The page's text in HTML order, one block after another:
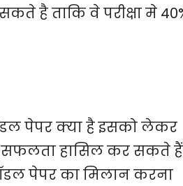
है ताकि वे परीक्षा मे
पेपर क्या है इसको लेकर
सफलता हासिल कर सकते हैं
पेपर का मिलान करना